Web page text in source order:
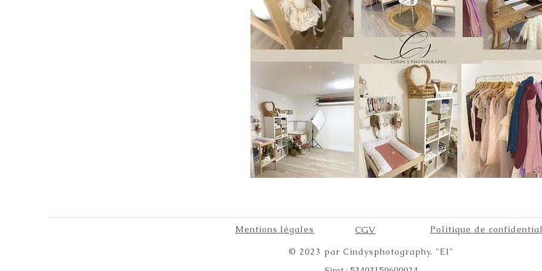
Mentions légales Politique de
CGV
© 2023 par Cindysphotography. "EI"